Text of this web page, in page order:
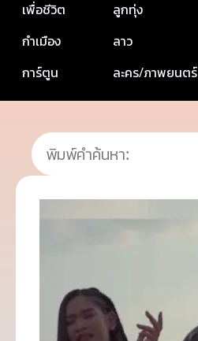
เพื่อชีวิต
ลูกทุ่ง
กำเมือง
ลาว
การ์ตูน
ละคร/ภาพยนตร์